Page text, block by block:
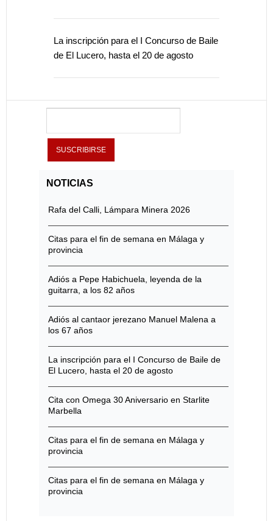
La inscripción para el I Concurso de Baile
de El Lucero, hasta el 20 de agosto
NOTICIAS
Rafa del Calli, Lámpara Minera 2026
Citas para el fin de semana en Málaga y
provincia
Adiós a Pepe Habichuela, leyenda de la
guitarra, a los 82 años
Adiós al cantaor jerezano Manuel Malena a
los 67 años
La inscripción para el I Concurso de Baile de
El Lucero, hasta el 20 de agosto
Cita con Omega 30 Aniversario en Starlite
Marbella
Citas para el fin de semana en Málaga y
provincia
Citas para el fin de semana en Málaga y
provincia